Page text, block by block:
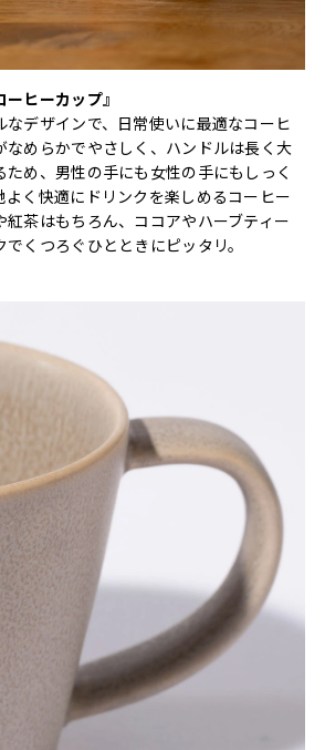
ヒーカップ』
デザインで、日常使いに最適なコーヒ
なめらかでやさしく、ハンドルは長く大
ため、男性の手にも女性の手にもしっく
よく快適にドリンクを楽しめるコーヒー
茶はもちろん、ココアやハーブティー
くつろぐひとときにピッタリ。